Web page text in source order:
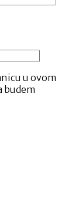
u ovom
budem